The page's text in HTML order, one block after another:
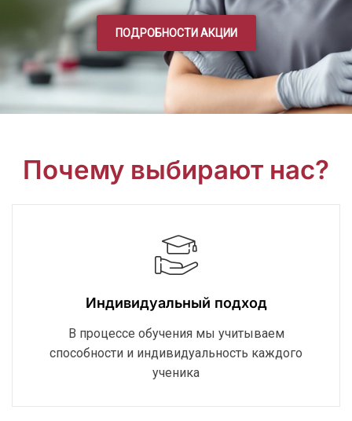
ПОДРОБНОСТИ АКЦИИ
Почему выбирают нас?
Индивидуальный подход
В процессе обучения мы учитываем
способности и индивидуальность каждого
ученика